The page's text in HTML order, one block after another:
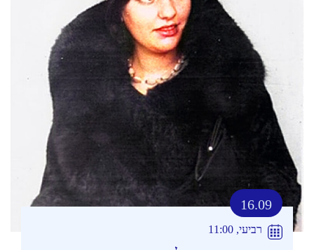
16.09
רביעי, 11:00